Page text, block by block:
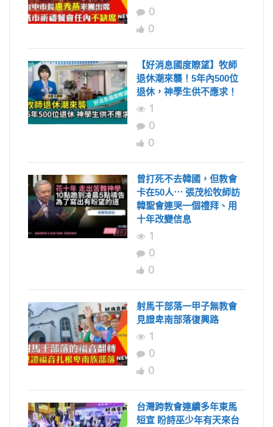
0
0
【好消息國度瞭望】牧師
退休潮來襲！5年內500位
退休，神學生供不應求！
1
0
0
曾打死不去韓國，但教會
卡在50人⋯ 張茂松牧師訪
韓聖會連哭一個禮拜、用
十年改變信息
1
0
0
射馬干部落一甲子無教會
見證卑南部落復興路
1
0
0
台灣跨教會連續多年東馬
短宣 盼詩巫少年有天來台